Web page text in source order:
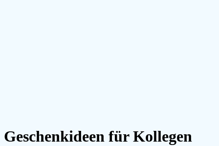
Geschenkideen für Kollegen